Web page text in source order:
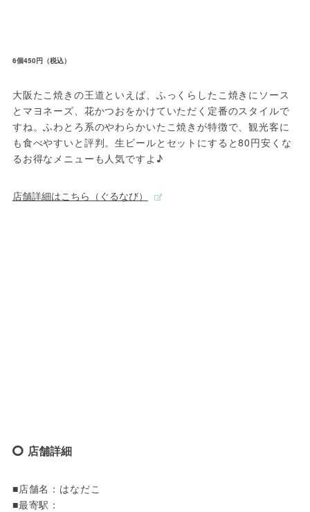
6個450円（税込）
大阪たこ焼きの王道といえば、ふっくらしたこ焼きにソース
とマヨネーズ、花かつおをかけていただく定番のスタイルで
すね。ふわとろ系のやわらかいたこ焼きが特徴で、観光客に
も食べやすいと評判。生ビールとセットにすると80円安くな
るお得なメニューも人気ですよ♪
店舗詳細はこちら（ぐるなび）
店舗詳細
■店舗名：はなだこ
■最寄駅：